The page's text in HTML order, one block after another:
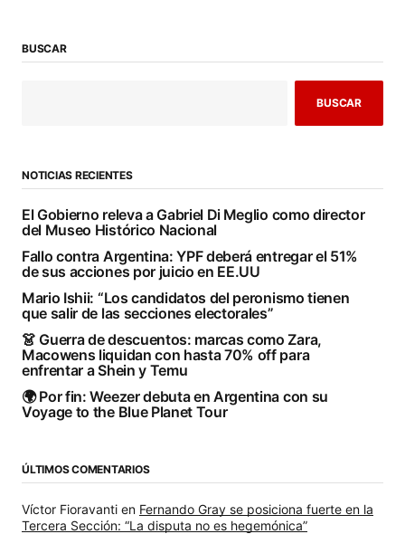
BUSCAR
BUSCAR
NOTICIAS RECIENTES
El Gobierno releva a Gabriel Di Meglio como director
del Museo Histórico Nacional
Fallo contra Argentina: YPF deberá entregar el 51%
de sus acciones por juicio en EE.UU
Mario Ishii: “Los candidatos del peronismo tienen
que salir de las secciones electorales”
👗 Guerra de descuentos: marcas como Zara,
Macowens liquidan con hasta 70% off para
enfrentar a Shein y Temu
🌍 Por fin: Weezer debuta en Argentina con su
Voyage to the Blue Planet Tour
ÚLTIMOS COMENTARIOS
Víctor Fioravanti en Fernando Gray se posiciona fuerte en la
Tercera Sección: “La disputa no es hegemónica”